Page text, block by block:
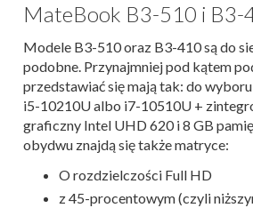
MateBook B3-510 i B3-
Modele B3-510 oraz B3-410 są do
podobne. Przynajmniej pod kątem
przedstawiać się mają tak: do
i5-10210U albo i7-10510U +
graficzny Intel UHD 620 i 8 GB
obydwu znajdą się także matryce:
O rozdzielczości Full HD
z 45-procentowym (czyli